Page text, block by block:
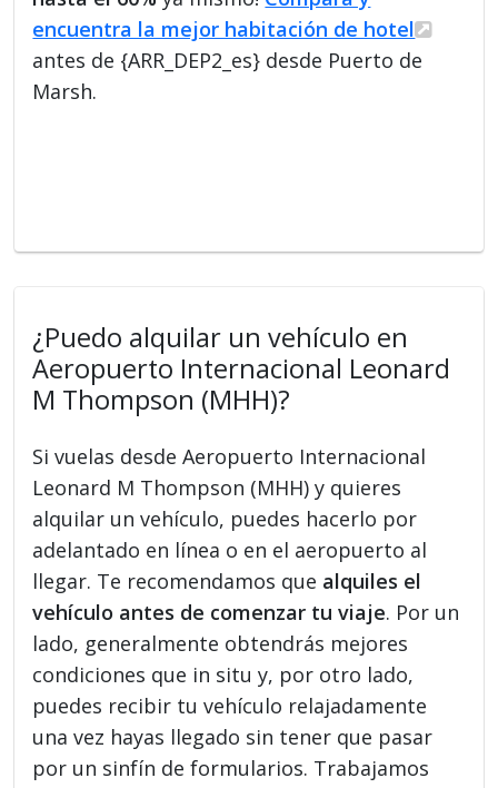
encuentra la mejor habitación de hotel
antes de {ARR_DEP2_es} desde Puerto de
Marsh.
¿Puedo alquilar un vehículo en
Aeropuerto Internacional Leonard
M Thompson (MHH)?
Si vuelas desde Aeropuerto Internacional
Leonard M Thompson (MHH) y quieres
alquilar un vehículo, puedes hacerlo por
adelantado en línea o en el aeropuerto al
llegar. Te recomendamos que alquiles el
vehículo antes de comenzar tu viaje. Por un
lado, generalmente obtendrás mejores
condiciones que in situ y, por otro lado,
puedes recibir tu vehículo relajadamente
una vez hayas llegado sin tener que pasar
por un sinfín de formularios. Trabajamos